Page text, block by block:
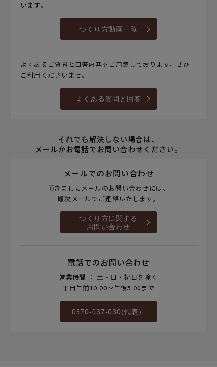
います。
つくり方動画一覧
よくあるご質問と回答内容をご用意しております。ぜひ
ご利用くださいませ。
よくある質問と回答
それでも解決しない場合は、
メールかお電話でお問い合わせください。
メールでのお問い合わせ
頂きましたメールのお問い合わせには、
順次メールでご連絡いたします。
つくり方に関する
お問い合わせ
電話でのお問い合わせ
営業時間 ： 土・日・祝日を除く
平日午前10:00～午後5:00まで
0570-037-030(代表）